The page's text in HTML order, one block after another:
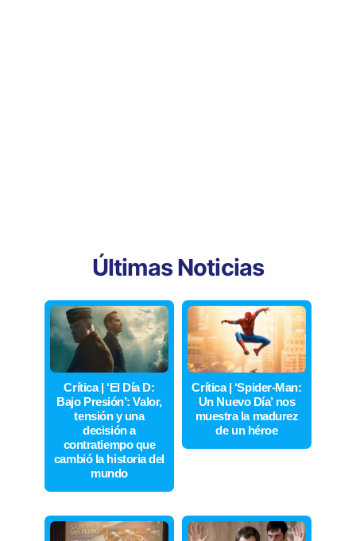
Últimas Noticias
Crítica | ‘El Día D:
Bajo Presión’: Valor,
tensión y una
decisión a
contratiempo que
cambió la historia del
mundo
Crítica | ‘Spider-Man:
Un Nuevo Día’ nos
muestra la madurez
de un héroe